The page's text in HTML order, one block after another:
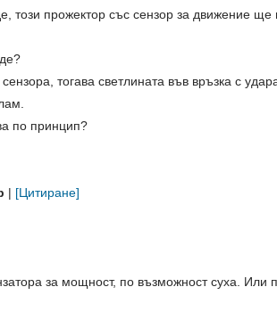
този прожектор със сензор за движение
сензора, тогава светлината във връзка с
по принцип?
| [Цитиране]
за мощност, по възможност суха. Или